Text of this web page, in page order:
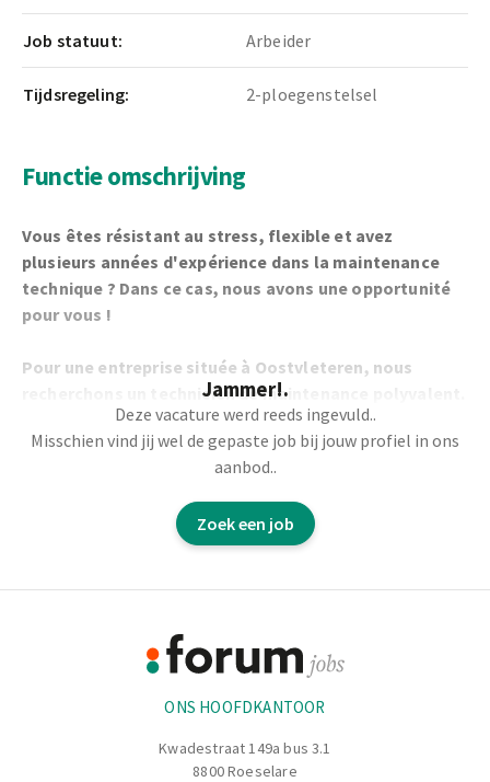
Job statuut: Arbeider
Tijdsregeling: 2-ploegenstelsel
Functie omschrijving
Vous êtes résistant au stress, flexible et avez
plusieurs années d'expérience dans la maintenance
technique ? Dans ce cas, nous avons une opportunité
pour vous !
Pour une entreprise située à Oostvleteren, nous
recherchons un technicien de maintenance polyvalent.
Vos tâches :
Vous êtes responsable du fonctionnement
irréprochable des machines et des installations.
Entretien curatif et préventif par le biais de tournées
signalement des déficiences.
Gestion de l'entrepôt ;fait partie d'une équipe de service
et/ou d'intervention de réserve ;donne des conseils et
une formation aux nouveaux collègues et dirige le
Jammer!.
Deze vacature werd reeds ingevuld..
Misschien vind jij wel de gepaste job bij jouw profiel in ons
aanbod..
Zoek een job
ONS HOOFDKANTOOR
Kwadestraat 149a bus 3.1
8800 Roeselare